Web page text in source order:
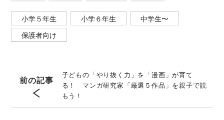
小学５年生 小学６年生
中学生〜
保護者向け
前の記事
子どもの「やり抜く力」を「漫画」が育て
る！ マンガ研究家「厳選５作品」を親子で読
もう！